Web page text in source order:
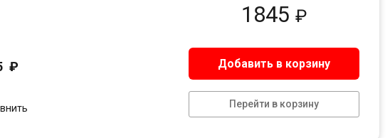
1845 ₽
₽ Добавить в корзину
Перейти в корзину